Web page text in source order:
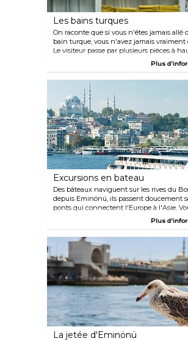
Les bains turques
On raconte que si vous n'êtes jamais allé
bain turque, vous n'avez jamais vraiment
Le visiteur passe par plusieurs pièces à
température et finit sur une table de
femmes sont séparés mais de temps en
exceptions sont faites pour les touristes.
recommandons ces bains publics :
Çemberlitas. Situé à proximité du Bazar,
hammam le plus vieux de la ville et il
construit par le grand architecte Sinan.
Plus
Excursions en bateau
Des bâteaux naviguent sur les rives du
depuis Eminönü, ils passent doucement
ponts qui connectent l'Europe à l'Asie.
trouverez des villages tels
restaurants agréables, à une heure de
pouvez vous rendre à la plus grosse Île des
en SeaBus (un service de ferry). Le
Kabatas sous le Palais de Dolmabahçe. Si
désirez explorer ces îles plus en
pouvez prendre un bâteau ordinaire
Eminönü.
Plus
La jetée d'Eminönü